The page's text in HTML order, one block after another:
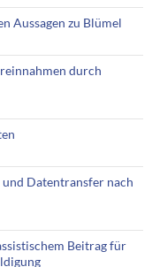
Aussagen zu Blümel
durch
Datentransfer nach
Beitrag für